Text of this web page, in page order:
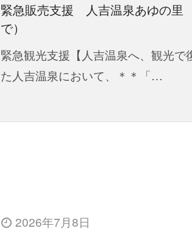
緊急販売支援 人吉温泉あゆの里
で）
緊急観光支援【人吉温泉へ、観光
た人吉温泉において、＊＊「…
2026年7月8日